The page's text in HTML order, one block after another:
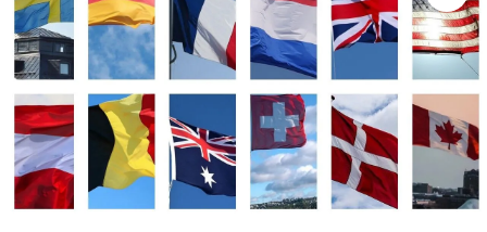
Gündem Özel
Günün görüntüsü
Haber